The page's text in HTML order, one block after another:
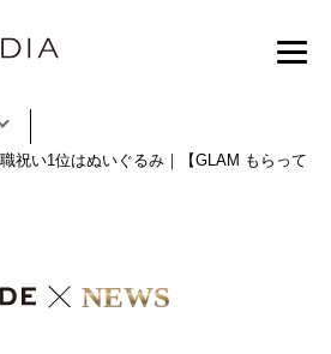
祝い1位はぬいぐるみ｜【GLAM もらって
NEWS